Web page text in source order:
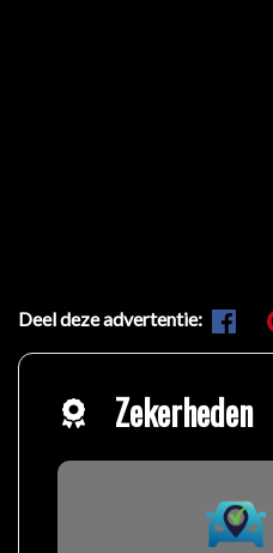
Deel deze advertentie:
Zekerheden